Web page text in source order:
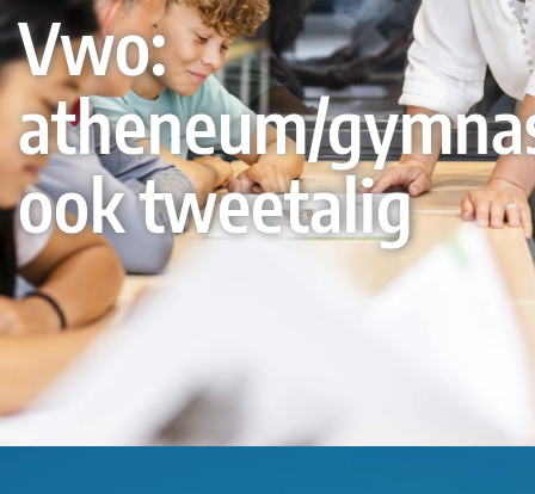
Vwo:
atheneum/
ook tweetalig